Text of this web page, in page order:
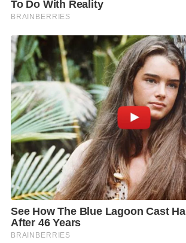
สามารถแข่งขันกับเบเกอรี่ต่างๆ ได้อย่าง
สนใจติดต่อสอบถามได้ที่ ID
อาหารรสชาติอร่อย สวยงาม ราคาไม่แ
ได้ง่ายๆ ครับ
F
a
c
e
b
L
i
n
e
T
w
i
t
C
o
p
y